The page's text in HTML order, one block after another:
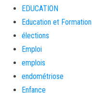
EDUCATION
Education et Formation
élections
Emploi
emplois
endométriose
Enfance